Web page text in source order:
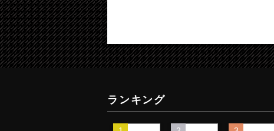
ランキング